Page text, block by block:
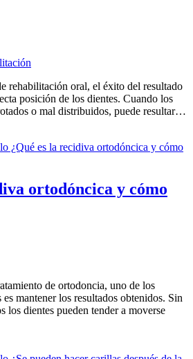
rehabilitación oral, el éxito del resultado
posición de los dientes. Cuando los
o mal distribuidos, puede resultar…
ortodóncica y cómo
de ortodoncia, uno de los
mantener los resultados obtenidos. Sin
los dientes pueden tender a moverse